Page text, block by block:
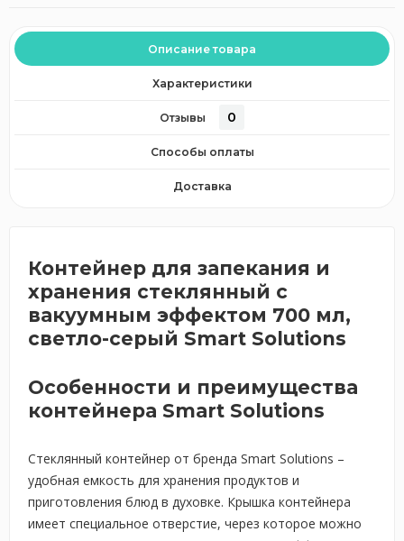
Описание товара
Характеристики
Отзывы 0
Способы оплаты
Доставка
Контейнер для запекания и
хранения стеклянный с
вакуумным эффектом 700 мл,
светло-серый Smart Solutions
Особенности и преимущества
контейнера Smart Solutions
Стеклянный контейнер от бренда Smart Solutions –
удобная емкость для хранения продуктов и
приготовления блюд в духовке. Крышка контейнера
имеет специальное отверстие, через которое можно